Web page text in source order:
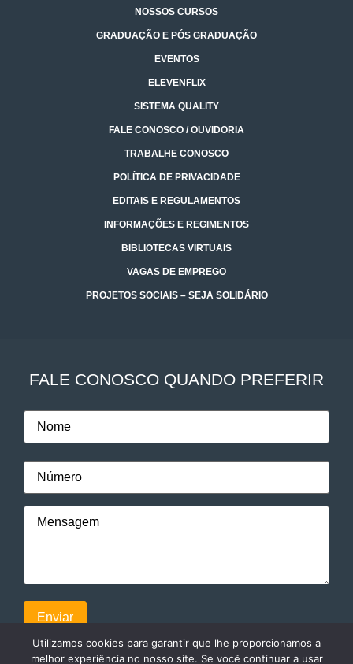
NOSSOS CURSOS
GRADUAÇÃO E PÓS GRADUAÇÃO
EVENTOS
ELEVENFLIX
SISTEMA QUALITY
FALE CONOSCO / OUVIDORIA
TRABALHE CONOSCO
POLÍTICA DE PRIVACIDADE
EDITAIS E REGULAMENTOS
INFORMAÇÕES E REGIMENTOS
BIBLIOTECAS VIRTUAIS
VAGAS DE EMPREGO
PROJETOS SOCIAIS – SEJA SOLIDÁRIO
FALE CONOSCO QUANDO PREFERIR
Utilizamos cookies para garantir que lhe proporcionamos a
melhor experiência no nosso site. Se você continuar a usar